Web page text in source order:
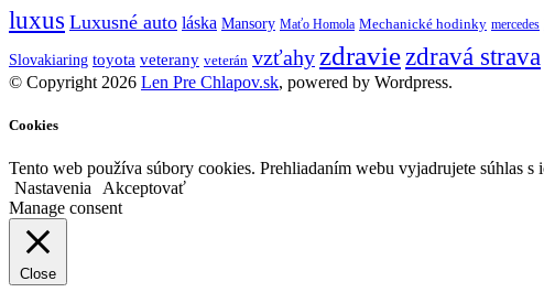
luxus Luxusné auto láska Mansory Maťo Homola Mechanické hodinky mercedes
Slovakiaring toyota veterany veterán vzťahy zdravie zdravá strava
© Copyright 2026 Len Pre Chlapov.sk, powered by Wordpress.
Cookies
Tento web používa súbory cookies. Prehliadaním webu vyjadrujete súhlas s
Nastavenia
Akceptovať
Manage consent
Close